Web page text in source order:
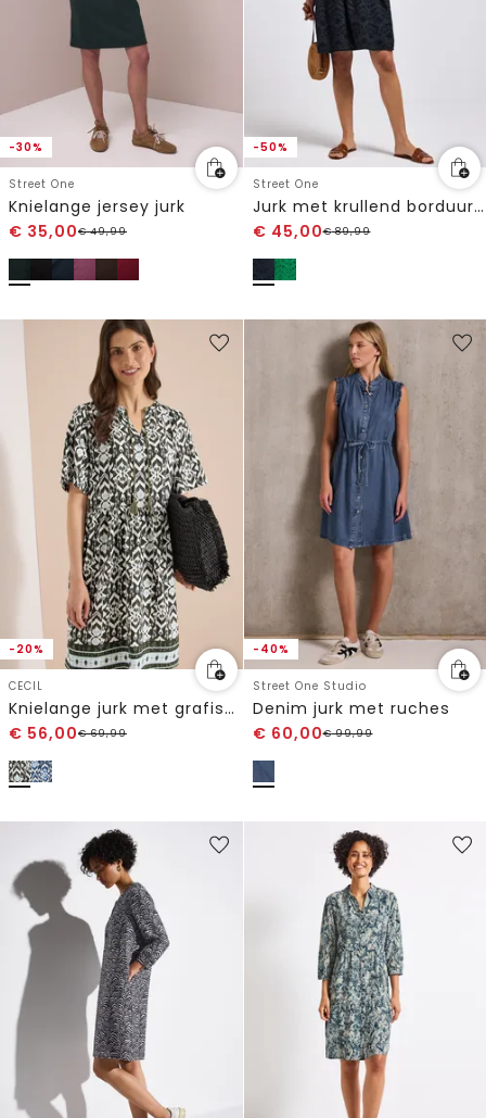
-30%
Street One
Knielange jersey jurk
€ 35,00€49,99
-50%
Street One
Jurk met krullend borduurwerk
€ 45,00€89,99
-20%
CECIL
Knielange jurk met grafisch patroon
€ 56,00€69,99
-40%
Street One Studio
Denim jurk met ruches
€ 60,00€99,99